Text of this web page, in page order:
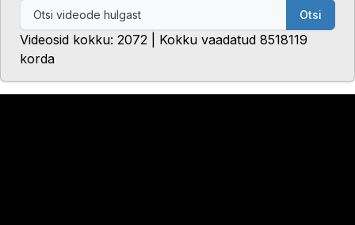
Otsi
Videosid kokku: 2072 | Kokku vaadatud 8518119
korda